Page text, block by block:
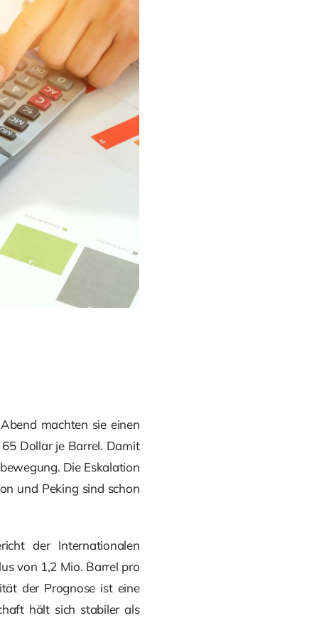
machten sie einen
Dollar je Barrel. Damit
Die Eskalation
und Peking sind schon
der Internationalen
von 1,2 Mio. Barrel pro
der Prognose ist eine
hält sich stabiler als